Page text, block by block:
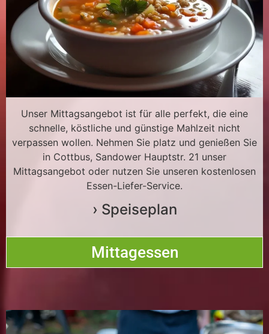
Unser Mittagsangebot ist für alle perfekt, die eine
schnelle, köstliche und günstige Mahlzeit nicht
verpassen wollen. Nehmen Sie platz und genießen Sie
in Cottbus, Sandower Hauptstr. 21 unser
Mittagsangebot oder nutzen Sie unseren kostenlosen
Essen-Liefer-Service.
› Speiseplan
Mittagessen